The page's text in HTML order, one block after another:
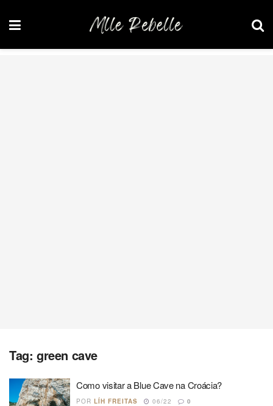
Tag: green cave
Como visitar a Blue Cave na Croácia?
POR LÍH FREITAS 06/22 0